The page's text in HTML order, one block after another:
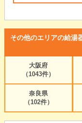
その他のエリアの給湯
大阪府
（1043件）
奈良県
（102件）